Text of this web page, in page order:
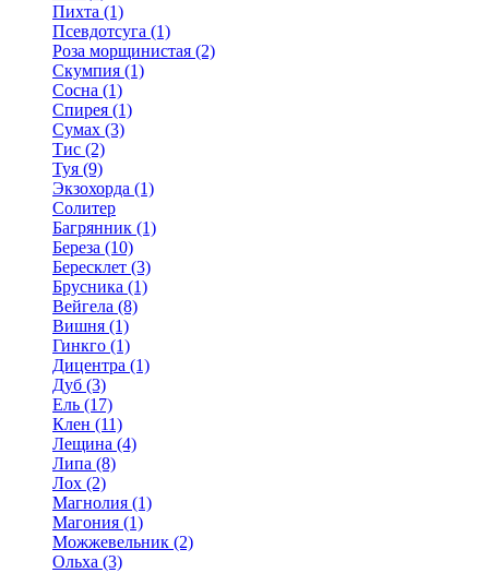
Пихта (1)
Псевдотсуга (1)
Роза морщинистая (2)
Скумпия (1)
Сосна (1)
Спирея (1)
Сумах (3)
Тис (2)
Туя (9)
Экзохорда (1)
Солитер
Багрянник (1)
Береза (10)
Бересклет (3)
Брусника (1)
Вейгела (8)
Вишня (1)
Гинкго (1)
Дицентра (1)
Дуб (3)
Ель (17)
Клен (11)
Лещина (4)
Липа (8)
Лох (2)
Магнолия (1)
Магония (1)
Можжевельник (2)
Ольха (3)